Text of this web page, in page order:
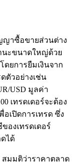
ญญาซื้อขายส่วนต่าง
นะขนาดใหญ่ด้วย
ยการยืมเงินจาก
ตัวอย่างเช่น
USD มูลค่า
เทรดเดอร์จะต้อง
อเปิดการเทรด ซึ่ง
องเทรดเดอร์
ได้
มมติว่าราคาตลาด